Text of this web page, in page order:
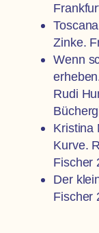
Zinke.
Wenn
Rudi
Kristina
Kurve.
Fischer
Der
Fischer